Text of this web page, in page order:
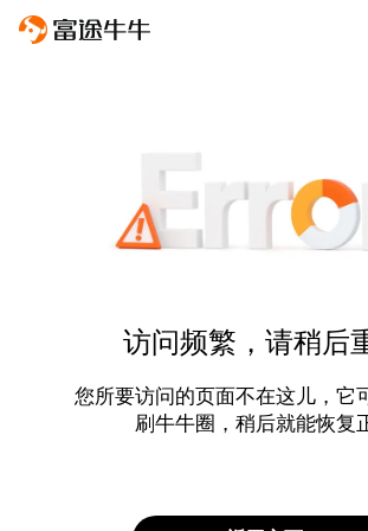
访问频繁，请稍后
您所要访问的页面不在这儿，它
刷牛牛圈，稍后就能恢复